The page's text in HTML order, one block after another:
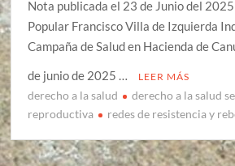
Nota publicada el 23 de Junio del
Popular Francisco Villa de Izquierda
Campaña de Salud en Hacienda de
de junio de 2025 …
LEER MÁS
derecho a la salud
derecho a la salud
reproductiva
redes de resistencia y